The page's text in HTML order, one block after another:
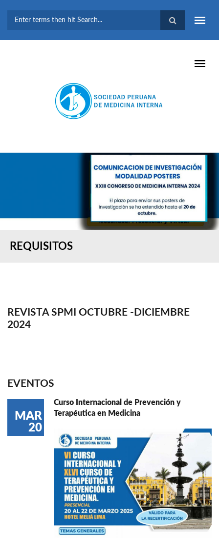
BÚSQUEDA
REQUISITOS
REVISTA SPMI OCTUBRE -DICIEMBRE
2024
EVENTOS
MAR
20
Curso Internacional de Prevención y
Terapéutica en Medicina